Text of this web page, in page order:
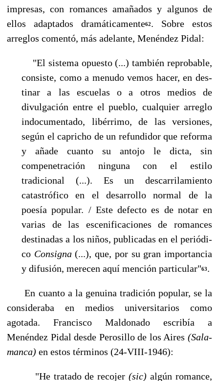
impresas, con romances amañados y algunos de
ellos adaptados dramáticamente62. Sobre estos
arreglos comentó, más adelante, Menéndez Pidal:
"El sistema opuesto (...) también reprobable,
consiste, como a menudo vemos hacer, en des­
tinar a las escuelas o a otros medios de
divulgación entre el pueblo, cualquier arreglo
indocu­mentado, libérrimo, de las versiones,
según el capricho de un refundidor que reforma
y añade cuanto su antojo le dicta, sin
compenetración ninguna con el estilo
tradicional (...). Es un des­carrilamiento
catastrófico en el desarrollo normal de la
poesía popular. / Este defecto es de no­tar en
varias de las escenificaciones de romances
destinadas a los niños, publicadas en el periódi­
co Consigna(...), que, por su gran importancia
y difusión, merecen aquí mención particular"63.
En cuanto a la genuina tradición popular, se la
consideraba en medios universitarios como
agotada. Francisco Maldonado escribía a
Menéndez Pidal desde Perosillo de los Aires (Sala­
manca) en estos términos (24-VIII-1946):
"He tratado de recojer(sic)algún romance,